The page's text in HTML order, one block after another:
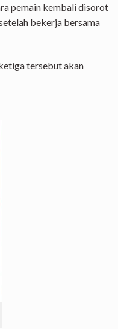
pemain kembali disorot
bekerja bersama
tersebut akan